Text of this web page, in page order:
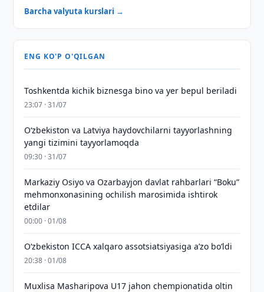
Barcha valyuta kurslari →
ENG KO'P O'QILGAN
Toshkentda kichik biznesga bino va yer bepul beriladi
23:07 · 31/07
Oʻzbekiston va Latviya haydovchilarni tayyorlashning
yangi tizimini tayyorlamoqda
09:30 · 31/07
Markaziy Osiyo va Ozarbayjon davlat rahbarlari “Boku”
mehmonxonasining ochilish marosimida ishtirok
etdilar
00:00 · 01/08
O‘zbekiston ICCA xalqaro assotsiatsiyasiga aʼzo bo‘ldi
20:38 · 01/08
Muxlisa Masharipova U17 jahon chempionatida oltin